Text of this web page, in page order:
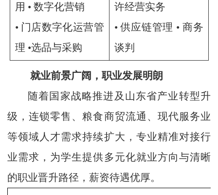
用 • 数字化营销
• 门店数字化运营管
理 •选品与采购
许经营实务
• 供应链管理 • 商务
谈判
就业前景广阔，职业发展明朗
随着国家战略推进及山东省产业转型升
级，连锁零售、粮食商贸流通、现代服务业
等领域人才需求持续扩大，专业精准对接行
业需求，为学生提供多元化就业方向与清晰
的职业晋升路径，薪资待遇优厚。